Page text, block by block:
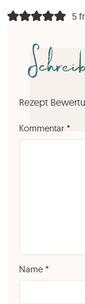
5
Rezept
Kommentar *
Name *